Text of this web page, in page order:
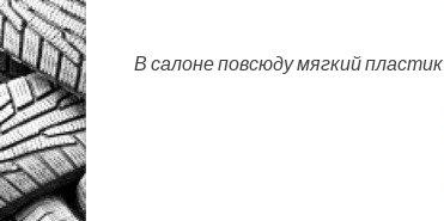
В салоне повсюду мягкий пластик